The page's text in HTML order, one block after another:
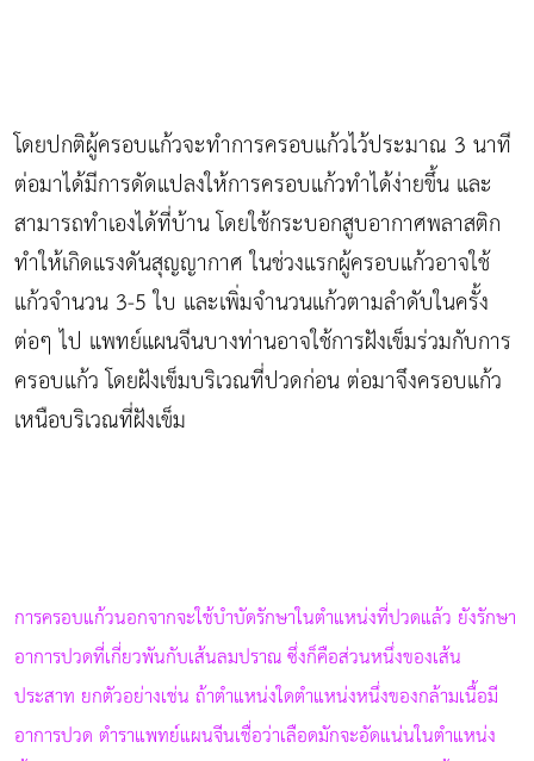
โดยปกติผู้ครอบแก้วจะทำการครอบแก้วไว้ประมาณ 3 นาที
ต่อมาได้มีการดัดแปลงให้การครอบแก้วทำได้ง่ายขึ้น และ
สามารถทำเองได้ที่บ้าน โดยใช้กระบอกสูบอากาศพลาสติก
ทำให้เกิดแรงดันสุญญากาศ ในช่วงแรกผู้ครอบแก้วอาจใช้
แก้วจำนวน 3-5 ใบ และเพิ่มจำนวนแก้วตามลำดับในครั้ง
ต่อๆ ไป แพทย์แผนจีนบางท่านอาจใช้การฝังเข็มร่วมกับการ
ครอบแก้ว โดยฝังเข็มบริเวณที่ปวดก่อน ต่อมาจึงครอบแก้ว
เหนือบริเวณที่ฝังเข็ม
การครอบแก้วนอกจากจะใช้บำบัดรักษาในตำแหน่งที่ปวดแล้ว ยังรักษา
อาการปวดที่เกี่ยวพันกับเส้นลมปราณ ซึ่งก็คือส่วนหนึ่งของเส้น
ประสาท ยกตัวอย่างเช่น ถ้าตำแหน่งใดตำแหน่งหนึ่งของกล้ามเนื้อมี
อาการปวด ตำราแพทย์แผนจีนเชื่อว่าเลือดมักจะอัดแน่นในตำแหน่ง